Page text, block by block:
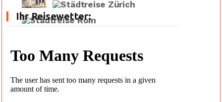
Ihr Reisewetter: